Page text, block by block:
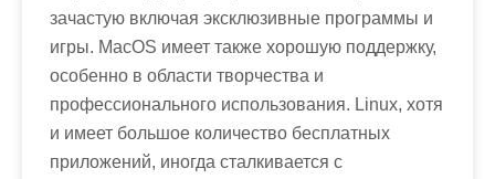
зачастую включая эксклюзивные программы и
игры. MacOS имеет также хорошую поддержку,
особенно в области творчества и
профессионального использования. Linux, хотя
и имеет большое количество бесплатных
приложений, иногда сталкивается с